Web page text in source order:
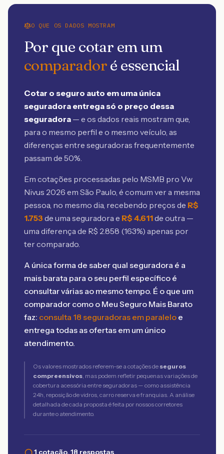
O QUE OS DADOS MOSTRAM
Por que cotar em um
comparadoré essencial
Cotar o seguro auto em uma única
seguradora entrega só o preço dessa
seguradora — e os dados reais mostram que,
para o mesmo perfil e o mesmo veículo, as
diferenças entre seguradoras frequentemente
passam de 50%.
Em cotações processadas pelo MSMB pro Vw
Nivus 2026 em São Paulo, é comum ver a mesma
pessoa, no mesmo dia, recebendo preços de R$
1.753 de uma seguradora e R$ 4.611de outra —
uma diferença de R$ 2.858 (163%) apenas por
ter comparado.
A única forma de saber qual seguradora é a
mais barata para o seu perfil específico é
consultar várias ao mesmo tempo. É o que um
comparador como o Meu Seguro Mais Barato
faz: consulta 18 seguradoras em paralelo e
entrega todas as ofertas em um único
atendimento.
Os valores mostrados referem-se a cotações de seguros
compreensivos, mas podem refletir pequenas variações de
cobertura acessória entre seguradoras — como assistência
24h, reposição de vidros, carro reserva e franquias. A análise
detalhada de cada proposta é feita por nossos corretores
durante o atendimento.
1 cotação, 18 respostas